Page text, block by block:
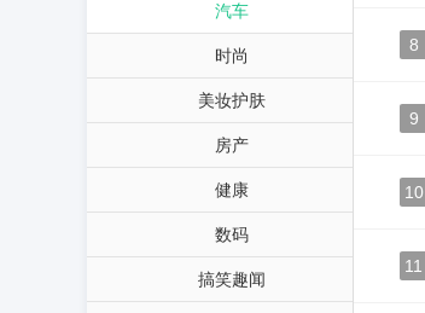
汽车
时尚
美妆护肤
房产
健康
数码
搞笑趣闻
8
9
10
11